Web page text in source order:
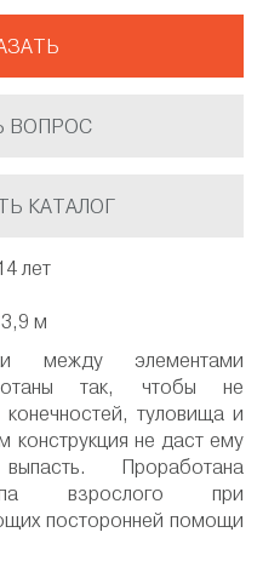
ВОПРОС
КАТАЛОГ
лет
м
между элементами
так, чтобы не
конечностей, туловища и
конструкция не даст ему
Проработана
взрослого при
посторонней помощи